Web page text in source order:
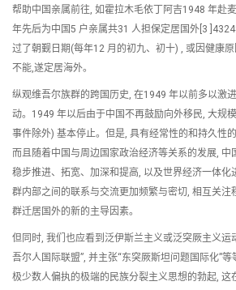
帮助中国亲属前往, 如霍拉木毛依丁阿吉1948 年赴
年先后为中国5 户亲属共31 人担保定居国外[3
过了朝觐日期(每年12 月的初九、初十) , 或因健康
不能,遂定居海外。
纵观维吾尔族群的跨国历史, 在1949 年以前多以激
动。1949 年以后由于中国不再鼓励向外移民, 大规
事件除外) 基本停止。但是, 具有经常性的和持久性
而且随着中国与周边国家政治经济等关系的发展, 中
稳步推进、拓宽、加深和提高, 以及世界经济一体化
群内部之间的联系与交流更加频繁与密切, 相互关注
群迁居国外的新的主导因素。
但同时, 我们也应看到泛伊斯兰主义或泛突厥主义运
吾尔人国际联盟”, 并主张“东突厥斯坦问题国际化”
极少数人偏执的极端的民族分裂主义思想的勃起, 这